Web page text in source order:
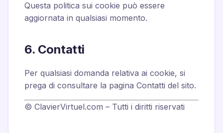
Questa politica sui cookie può essere
aggiornata in qualsiasi momento.
6. Contatti
Per qualsiasi domanda relativa ai cookie, si
prega di consultare la pagina Contatti del sito.
© ClavierVirtuel.com – Tutti i diritti riservati